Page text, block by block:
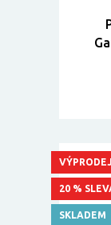
VÝPRODEJ
20 %
SKLADEM